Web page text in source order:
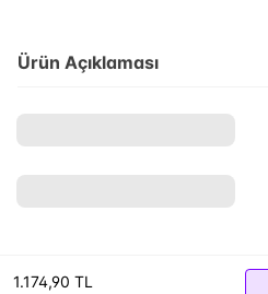
1.174,90 TL
Ürün Açıklaması